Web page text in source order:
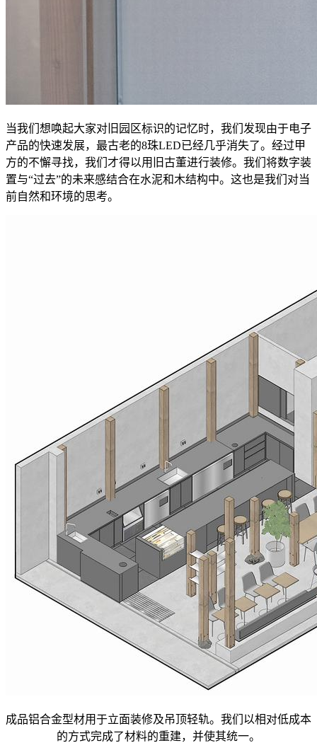
当我们想唤起大家对旧园区标识的记忆时，我们发现由于电子
产品的快速发展，最古老的8珠LED已经几乎消失了。经过甲
方的不懈寻找，我们才得以用旧古董进行装修。我们将数字装
置与“过去”的未来感结合在水泥和木结构中。这也是我们对当
前自然和环境的思考。
成品铝合金型材用于立面装修及吊顶轻轨。我们以相对低成本
的方式完成了材料的重建，并使其统一。